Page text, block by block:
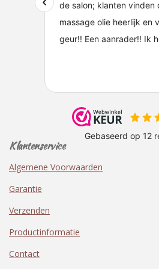
Klantenservice
Algemene Voorwaarden
Garantie
Verzenden
Productinformatie
Contact